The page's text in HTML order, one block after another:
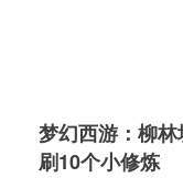
梦幻西游：柳
刷10个小修炼